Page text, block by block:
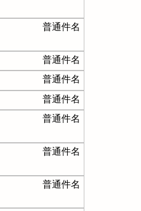
普通件名
普通件名
普通件名
普通件名
普通件名
普通件名
普通件名